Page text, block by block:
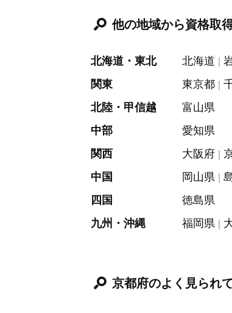
他の地域から資格取
北海道・東北 北海道
関東
東京都
北陸・甲信越
富山県
中部
愛知県
関西
大阪府
中国
岡山県
四国
徳島県
九州・沖縄
福岡県
京都府のよく見られ